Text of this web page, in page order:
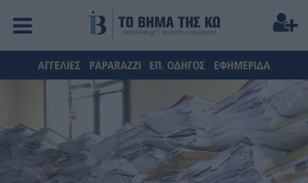
ΑΓΓΕΛΙΕΣ PAPARAZZI ΕΠ. ΟΔΗΓΟΣ ΕΦΗΜΕΡΙΔΑ